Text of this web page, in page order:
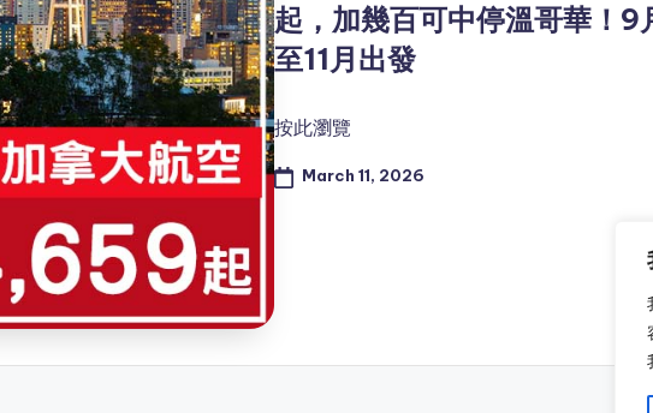
起，加幾百可中停溫哥華！9
至11月出發
按此瀏覽
March 11, 2026